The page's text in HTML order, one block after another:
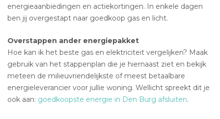
energieaanbiedingen en actiekortingen. In enkele dagen
ben jij overgestapt naar goedkoop gas en licht.
Overstappen ander energiepakket
Hoe kan ik het beste gas en elektriciteit vergelijken? Maak
gebruik van het stappenplan die je hiernaast ziet en bekijk
meteen de milieuvriendelijkste of meest betaalbare
energieleverancier voor jullie woning. Wellicht spreekt dit je
ook aan: goedkoopste energie in Den Burg afsluiten.